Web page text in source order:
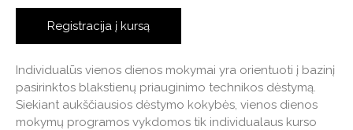
Registracija į kursą
Individualūs vienos dienos mokymai yra orientuoti į bazinį
pasirinktos blakstienų priauginimo technikos dėstymą.
Siekiant aukščiausios dėstymo kokybės, vienos dienos
mokymų programos vykdomos tik individualaus kurso